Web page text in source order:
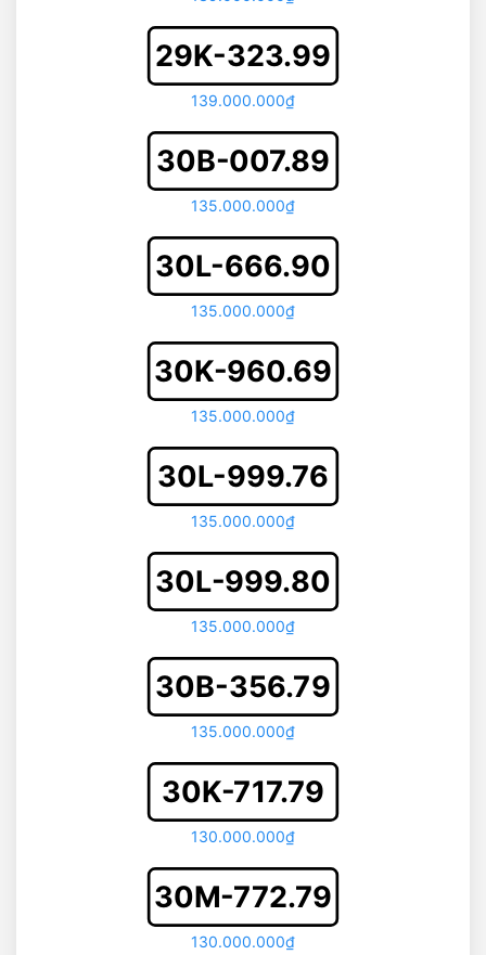
29K-323.99
139.000.000₫
30B-007.89
135.000.000₫
30L-666.90
135.000.000₫
30K-960.69
135.000.000₫
30L-999.76
135.000.000₫
30L-999.80
135.000.000₫
30B-356.79
135.000.000₫
30K-717.79
130.000.000₫
30M-772.79
130.000.000₫